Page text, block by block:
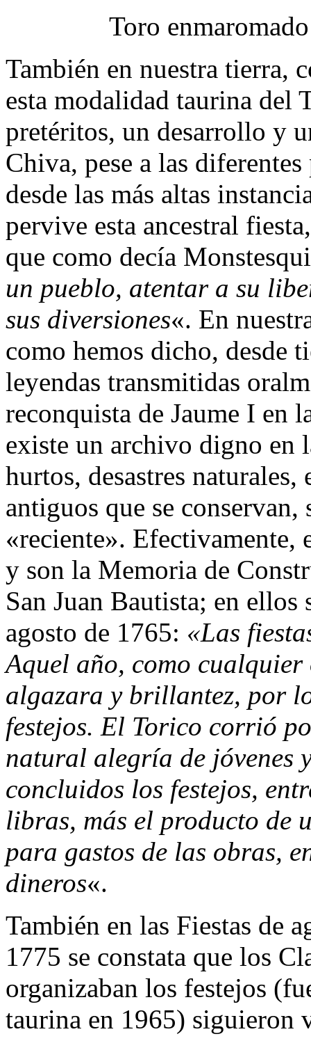
Toro
También en nuestra tierra,
esta modalidad taurina del
pretéritos, un desarrollo y
Chiva, pese a las
desde las más altas
pervive esta ancestral
que como decía
un pueblo, atentar a su
sus diversiones«. En
como hemos dicho, desde
leyendas transmitidas
reconquista de Jaume I en
existe un archivo digno en
hurtos, desastres
antiguos que se
«reciente». Efectivamente,
y son la Memoria de
San Juan Bautista; en ellos
agosto de 1765: «Las
Aquel año, como
algazara y brillantez, por
festejos. El Torico corrió
natural alegría de jóvenes
concluidos los festejos,
libras, más el producto de
para gastos de las obras,
dineros«.
También en las Fiestas de
1775 se constata que los
organizaban los festejos
taurina en 1965) siguieron